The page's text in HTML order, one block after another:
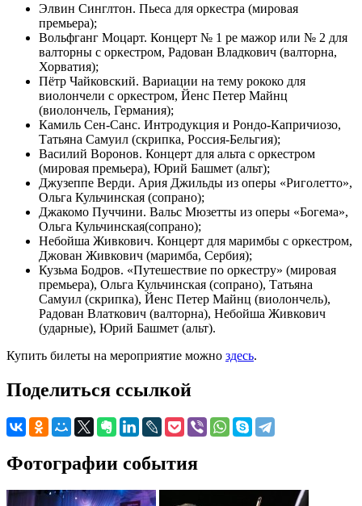
Элвин Синглтон. Пьеса для оркестра (мировая
премьера);
Вольфганг Моцарт. Концерт № 1 ре мажор или № 2 для
валторны с оркестром, Радован Владкович (валторна,
Хорватия);
Пётр Чайковский. Вариации на тему рококо для
виолончели с оркестром, Йенс Петер Майнц
(виолончель, Германия);
Камиль Сен-Санс. Интродукция и Рондо-Капричиозо,
Татьяна Самуил (скрипка, Россия-Бельгия);
Василий Воронов. Концерт для альта с оркестром
(мировая премьера), Юрий Башмет (альт);
Джузеппе Верди. Ария Джильды из оперы «Риголетто»,
Ольга Кульчинская (сопрано);
Джакомо Пуччини. Вальс Мюзетты из оперы «Богема»,
Ольга Кульчинская(сопрано);
Небойша Живкович. Концерт для маримбы с оркестром,
Джован Живкович (маримба, Сербия);
Кузьма Бодров. «Путешествие по оркестру» (мировая
премьера), Ольга Кульчинская (сопрано), Татьяна
Самуил (скрипка), Йенс Петер Майнц (виолончель),
Радован Влаткович (валторна), Небойша Живкович
(ударные), Юрий Башмет (альт).
Купить билеты на мероприятие можно здесь.
Поделиться ссылкой
Фотографии события